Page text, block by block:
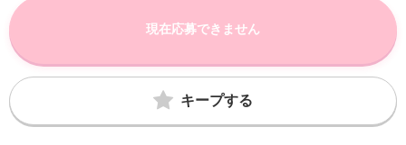
現在応募できません
キープする